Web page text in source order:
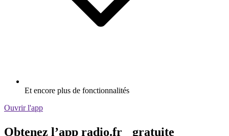
Et encore plus de fonctionnalités
Ouvrir l'app
Obtenez l’app radio.fr gratuite